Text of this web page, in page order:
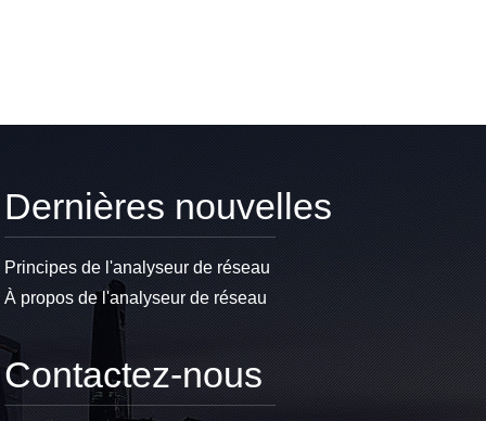
Dernières nouvelles
Principes de l'analyseur de réseau
À propos de l'analyseur de réseau
Contactez-nous